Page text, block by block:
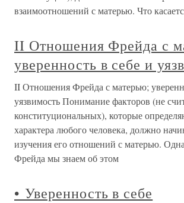
взаимоотношений с матерью. Что
II Отношения Фрейда с
уверенность в себе и
II Отношения Фрейда с матерью;
уязвимость Понимание факторов (не
конституциональных), которые
характера любого человека, должно
изучения его отношений с матерью.
Фрейда мы знаем об этом
• Уверенность в себе